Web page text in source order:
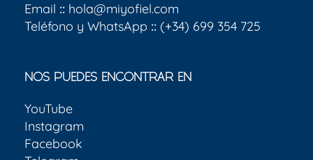
Email :: hola@miyofiel.com
Teléfono y WhatsApp :: (+34) 699 354 725
NOS PUEDES ENCONTRAR EN
YouTube
Instagram
Facebook